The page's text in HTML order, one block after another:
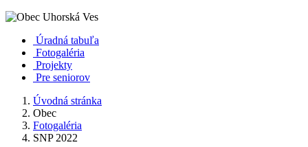
Úradná tabuľa
Fotogaléria
Projekty
Pre seniorov
Úvodná stránka
Obec
Fotogaléria
SNP 2022